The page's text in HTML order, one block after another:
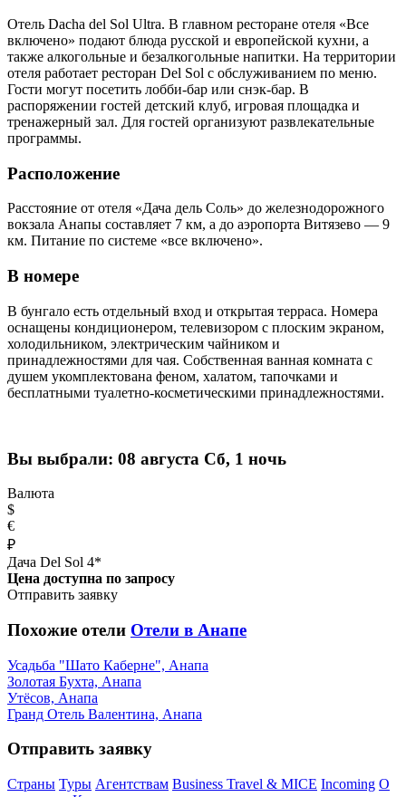
Отель Dacha del Sol Ultra. В главном ресторане отеля «Все
включено» подают блюда русской и европейской кухни, а
также алкогольные и безалкогольные напитки. На территории
отеля работает ресторан Del Sol с обслуживанием по меню.
Гости могут посетить лобби-бар или снэк-бар. В
распоряжении гостей детский клуб, игровая площадка и
тренажерный зал. Для гостей организуют развлекательные
программы.
Расположение
Расстояние от отеля «Дача дель Соль» до железнодорожного
вокзала Анапы составляет 7 км, а до аэропорта Витязево — 9
км. Питание по системе «все включено».
В номере
В бунгало есть отдельный вход и открытая терраса. Номера
оснащены кондиционером, телевизором с плоским экраном,
холодильником, электрическим чайником и
принадлежностями для чая. Собственная ванная комната с
душем укомплектована феном, халатом, тапочками и
бесплатными туалетно-косметическими принадлежностями.
Вы выбрали: 08 августа Сб, 1 ночь
Валюта
$
€
₽
Дача Del Sol 4*
Цена доступна по запросу
Отправить заявку
Похожие отели Отели в Анапе
Усадьба "Шато Каберне", Анапа
Золотая Бухта, Анапа
Утёсов, Анапа
Гранд Отель Валентина, Анапа
Отправить заявку
Страны Туры Агентствам Business Travel & MICE Incoming О